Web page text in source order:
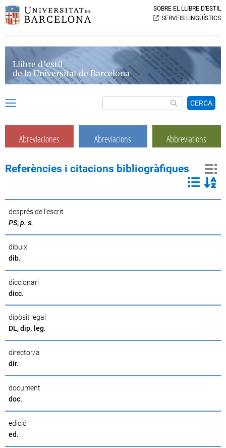
SOBRE EL LLIBRE D’ESTIL
SERVEIS LINGÜÍSTICS
Llibre d’estil
de la Universitat de Barcelona
CERCA
Abreviaciones Abreviacions Abbreviations
Referències i citacions bibliogràfiques
després de l'escrit
PS,p. s.
dibuix
dib.
diccionari
dicc.
dipòsit legal
DL, dip. leg.
director/a
dir.
document
doc.
edició
ed.